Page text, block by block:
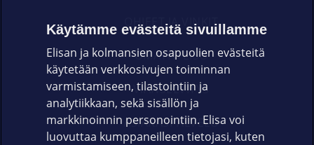
OHJEET JA VINKIT
OMAYHTEISÖ
VIANSELVITYS
ASIAKASPALVELU
Käytämme evästeitä sivuillamme
Elisan ja kolmansien osapuolien evästeitä
käytetään verkkosivujen toiminnan
varmistamiseen, tilastointiin ja
analytiikkaan, sekä sisällön ja
markkinoinnin personointiin. Elisa voi
luovuttaa kumppaneilleen tietojasi, kuten